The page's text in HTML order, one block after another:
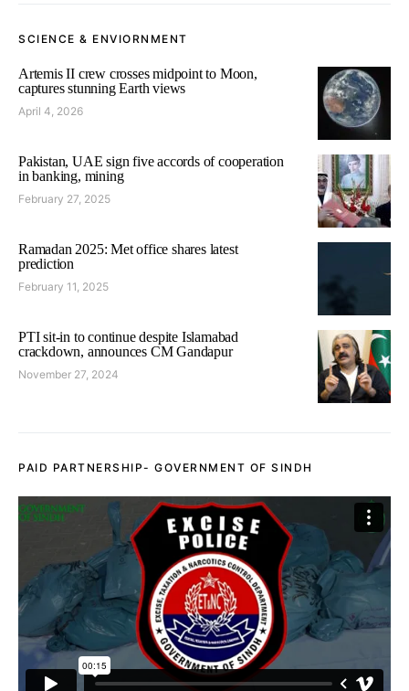
SCIENCE & ENVIORNMENT
Artemis II crew crosses midpoint to Moon,
captures stunning Earth views
April 4, 2026
Pakistan, UAE sign five accords of cooperation
in banking, mining
February 27, 2025
Ramadan 2025: Met office shares latest
prediction
February 11, 2025
PTI sit-in to continue despite Islamabad
crackdown, announces CM Gandapur
November 27, 2024
PAID PARTNERSHIP- GOVERNMENT OF SINDH